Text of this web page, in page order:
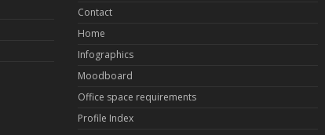
Contact
Home
Infographics
Moodboard
Office space requirements
Profile Index